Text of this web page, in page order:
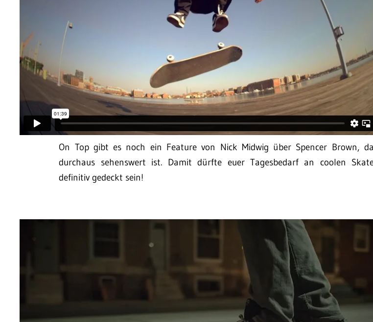
On Top gibt es noch ein Feature von Nick Midwig über Spencer Brown,
durchaus sehenswert ist. Damit dürfte euer Tagesbedarf an coolen
definitiv gedeckt sein!